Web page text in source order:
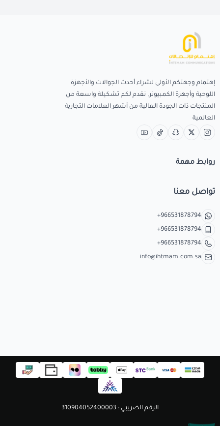
إهتمام وجهتكم الأولى لشراء أحدث الجوالات والأجهزة
اللوحية وأجهزة الكمبيوتر. نقدم لكم تشكيلة واسعة من
المنتجات ذات الجودة العالية من أشهر العلامات التجارية
العالمية
روابط مهمة
تواصل معنا
+966531878794
+966531878794
+966531878794
info@ihtmam.com.sa
الرقم الضريبي : 310904052400003